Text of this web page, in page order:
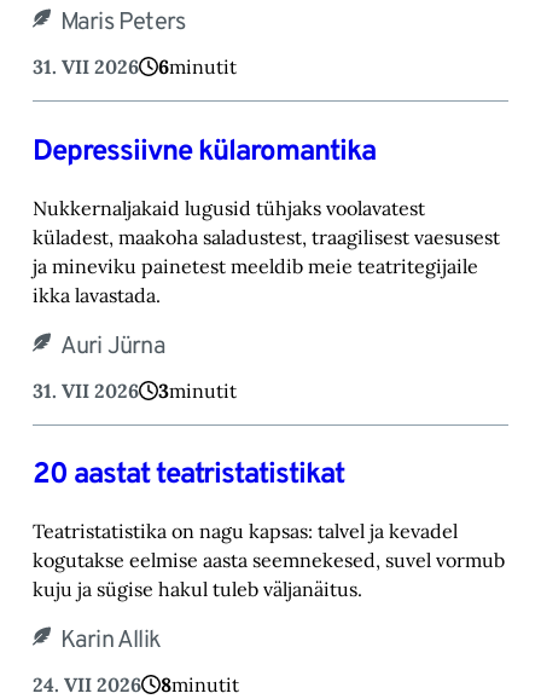
Maris Peters
31. VII 2026 6minutit
Depressiivne külaromantika
Nukkernaljakaid lugusid tühjaks voolavatest
küladest, maakoha saladustest, traagilisest vaesusest
ja mineviku painetest meeldib meie teatritegijaile
ikka lavastada.
Auri Jürna
31. VII 2026 3minutit
20 aastat teatristatistikat
Teatristatistika on nagu kapsas: talvel ja kevadel
kogutakse eelmise aasta seemnekesed, suvel vormub
kuju ja sügise hakul tuleb väljanäitus.
Karin Allik
24. VII 2026 8minutit